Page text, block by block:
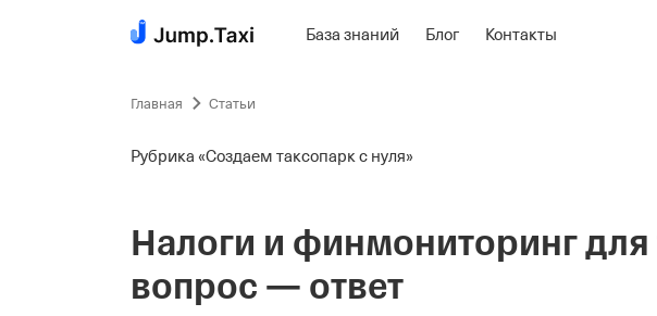
База знаний Блог Контакты
Главная Статьи
Рубрика «Создаем таксопарк с нуля»
Налоги и финмониторинг для
вопрос — ответ